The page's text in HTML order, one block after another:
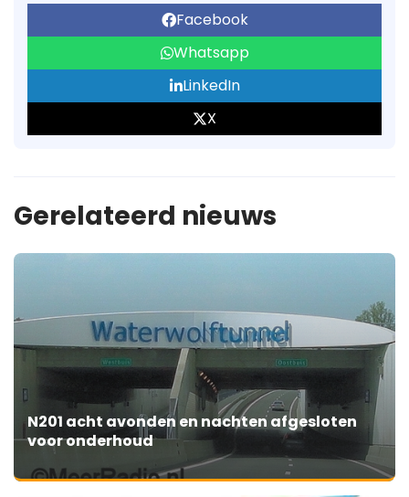
Facebook
Whatsapp
LinkedIn
X
Gerelateerd nieuws
N201 acht avonden en nachten afgesloten
voor onderhoud